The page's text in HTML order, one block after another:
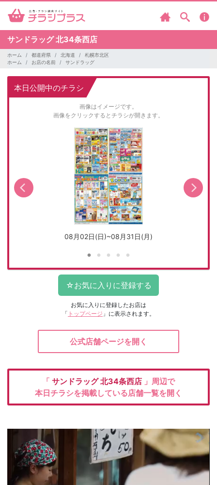
サンドラッグ北34条西店
ホーム 都道府県 北海道
札幌市北区
ホーム
お店の名前 サンドラッグ
本日公開中のチラシ
画像はイメージです。
画像をクリックするとチラシが開きます。
08月02日(日)~08月31日(月)
お気に入りに登録したお店は
「 トップページ 」に表示されます。
公式店舗ページを開く
「 サンドラッグ北34条西店 」周辺で
本日チラシを掲載している店舗一覧を開く